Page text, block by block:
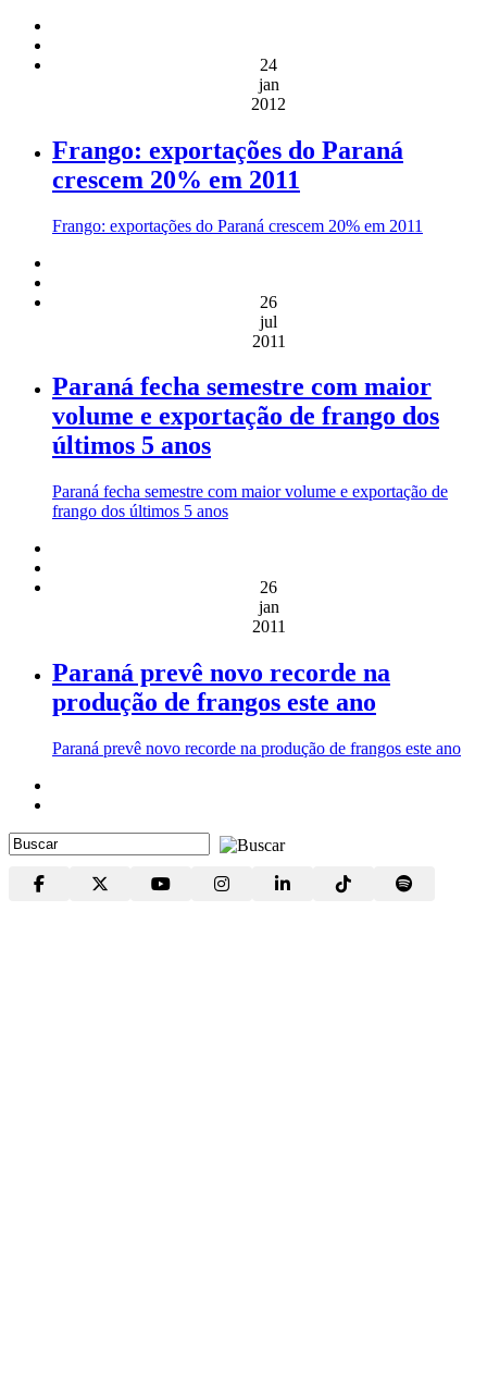
24
jan
2012
Frango: exportações do Paraná
crescem 20% em 2011
Frango: exportações do Paraná crescem 20% em 2011
26
jul
2011
Paraná fecha semestre com maior
volume e exportação de frango dos
últimos 5 anos
Paraná fecha semestre com maior volume e exportação de
frango dos últimos 5 anos
26
jan
2011
Paraná prevê novo recorde na
produção de frangos este ano
Paraná prevê novo recorde na produção de frangos este ano